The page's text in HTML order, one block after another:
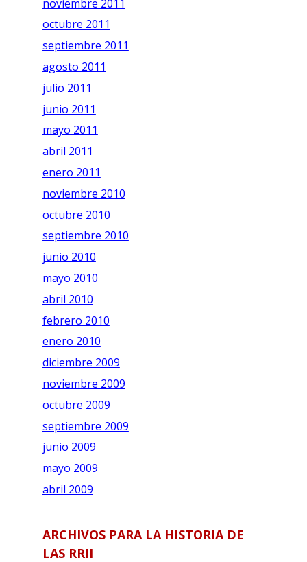
noviembre 2011
octubre 2011
septiembre 2011
agosto 2011
julio 2011
junio 2011
mayo 2011
abril 2011
enero 2011
noviembre 2010
octubre 2010
septiembre 2010
junio 2010
mayo 2010
abril 2010
febrero 2010
enero 2010
diciembre 2009
noviembre 2009
octubre 2009
septiembre 2009
junio 2009
mayo 2009
abril 2009
ARCHIVOS PARA LA HISTORIA DE
LAS RRII